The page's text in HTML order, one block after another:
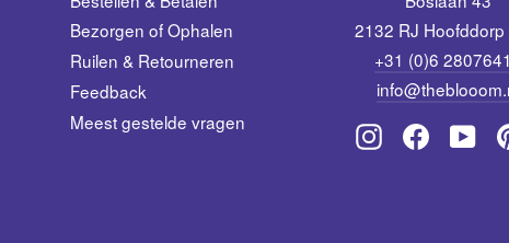
Bezorgen of Ophalen
Ruilen & Retourneren
Feedback
Meest gestelde vragen
2132 RJ Hoofddorp
+31 (0)6
InstagramFacebook